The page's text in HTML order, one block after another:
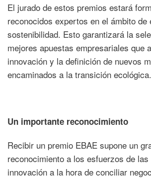
El jurado de estos premios estará
reconocidos expertos en el ámbito de
sostenibilidad. Esto garantizará la
mejores apuestas empresariales que
innovación y la definición de nuevos
encaminados a la transición ecológica.
Un importante reconocimiento
Recibir un premio EBAE supone un
reconocimiento a los esfuerzos de
innovación a la hora de conciliar